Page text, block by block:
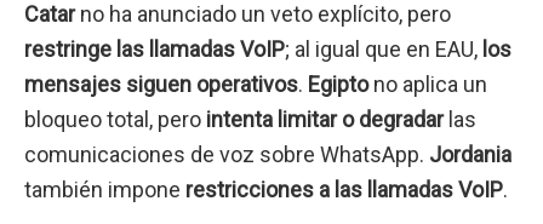
Catarno ha anunciado un veto explícito, pero
restringe las llamadas VoIP; al igual que en EAU, los
mensajes siguen operativos. Egiptono aplica un
bloqueo total, pero intenta limitar o degradarlas
comunicaciones de voz sobre WhatsApp. Jordania
también impone restricciones a las llamadas VoIP.